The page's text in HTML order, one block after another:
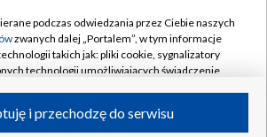
Kontakt
Kanały
podczas odwiedzania przez Ciebie naszych
zwanych dalej „Portalem”, w tym informacje
takich jak: pliki cookie, sygnalizatory
technologii umożliwiających świadczenie
i przechodzę do serwisu